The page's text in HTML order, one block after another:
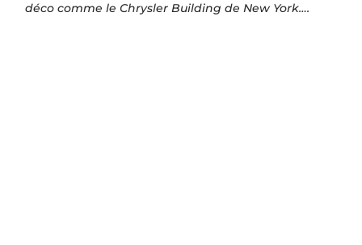
déco comme le Chrysler Building de New York….